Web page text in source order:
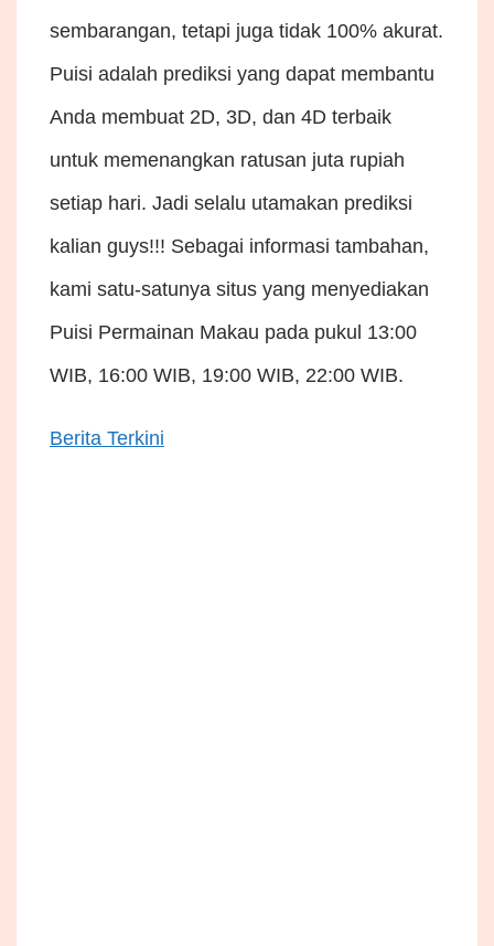
sembarangan, tetapi juga tidak 100% akurat.
Puisi adalah prediksi yang dapat membantu
Anda membuat 2D, 3D, dan 4D terbaik
untuk memenangkan ratusan juta rupiah
setiap hari. Jadi selalu utamakan prediksi
kalian guys!!! Sebagai informasi tambahan,
kami satu-satunya situs yang menyediakan
Puisi Permainan Makau pada pukul 13:00
WIB, 16:00 WIB, 19:00 WIB, 22:00 WIB.
Berita Terkini